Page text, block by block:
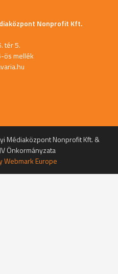
Nonprofit Kft.
tér 5.
ös mellék
Médiaközpont Nonprofit Kft. &
Önkormányzata
Webmark Europe